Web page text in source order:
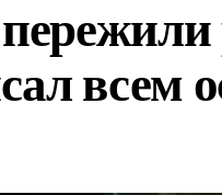
всем